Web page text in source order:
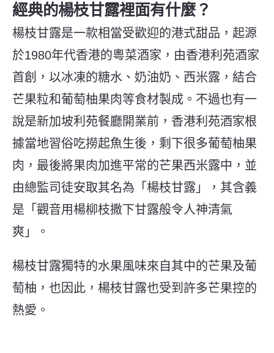
經典的楊枝甘露裡面有什麼？
楊枝甘露是一款相當受歡迎的港式甜品，起源
於1980年代香港的粵菜酒家，由香港利苑酒家
首創，以冰凍的糖水、奶油奶、西米露，結合
芒果粒和葡萄柚果肉等食材製成。不過也有一
說是新加坡利苑餐廳開業前，香港利苑酒家根
據當地習俗吃撈起魚生後，剩下很多葡萄柚果
肉，最後將果肉加進平常的芒果西米露中，並
由總監司徒安取其名為「楊枝甘露」，其含義
是「觀音用楊柳枝撒下甘露般令人神清氣
爽」。
楊枝甘露獨特的水果風味來自其中的芒果及葡
萄柚，也因此，楊枝甘露也受到許多芒果控的
熱愛。